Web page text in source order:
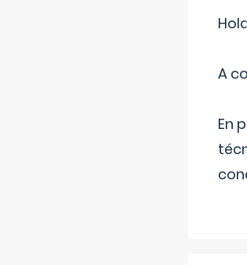
A
En